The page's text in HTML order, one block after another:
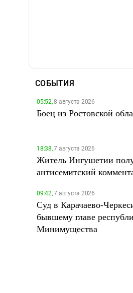
СОБЫТИЯ
05:52,8 августа 2026
Боец из Ростовской
18:38,7 августа 2026
Житель Ингушетии
антисемитский
09:42,7 августа 2026
Суд в Карачаево-
бывшему главе
Минимущества